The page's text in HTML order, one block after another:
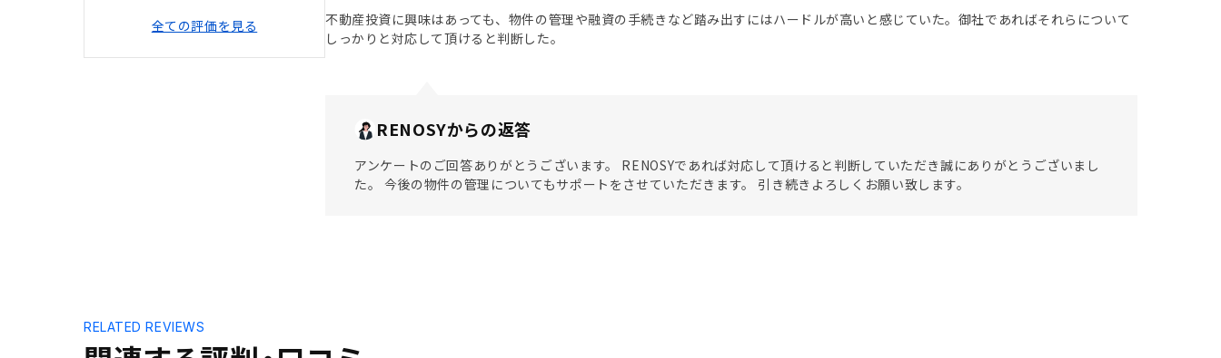
全ての評価を見る
不動産投資に興味はあっても、物件の管理や融資の手続きなど踏み出すにはハードルが高いと感じていた。御社であればそれらについて
しっかりと対応して頂けると判断した。
RENOSYからの返答
アンケートのご回答ありがとうございます。 RENOSYであれば対応して頂けると判断していただき誠にありがとうございまし
た。 今後の物件の管理についてもサポートをさせていただきます。 引き続きよろしくお願い致します。
RELATED REVIEWS